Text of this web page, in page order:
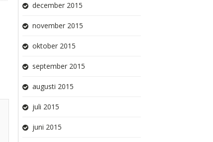
december 2015
november 2015
oktober 2015
september 2015
augusti 2015
juli 2015
juni 2015